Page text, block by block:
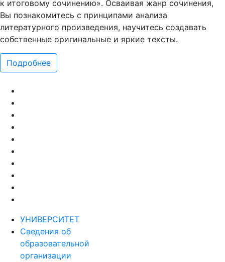
к итоговому сочинению». Осваивая жанр сочинения,
Вы познакомитесь с принципами анализа
литературного произведения, научитесь создавать
собственные оригинальные и яркие тексты.
Подробнее
УНИВЕРСИТЕТ
Сведения об
образовательной
организации